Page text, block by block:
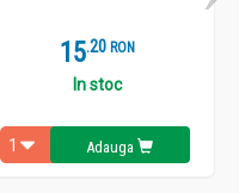
15.2 RON
In stoc
Adauga